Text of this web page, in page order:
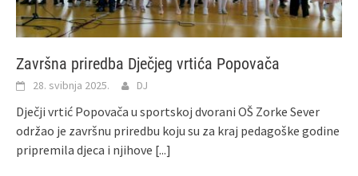
Završna priredba Dječjeg vrtića Popovača
28. svibnja 2025. DJ
Dječji vrtić Popovača u sportskoj dvorani OŠ Zorke Sever
održao je završnu priredbu koju su za kraj pedagoške godine
pripremila djeca i njihove [...]